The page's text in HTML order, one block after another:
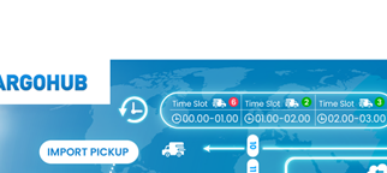
AAN AANSLAG OP LUCHTHAVEN LEIPZIG
BIJ LUFTHANSA KOST DAT 170 EURO EXTRA